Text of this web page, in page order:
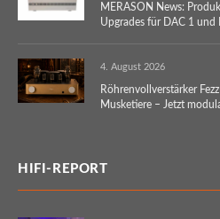
MERASON News:
Upgrades für DAC 1 und
4. August 2026
Röhrenvollverstärker
Musketiere – Jetzt
HIFI-REPORT